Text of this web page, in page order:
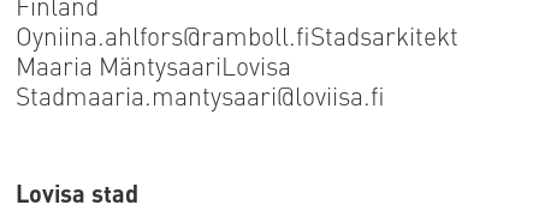
Oyniina.ahlfors@ramboll.fiStadsarkitekt
Maaria MäntysaariLovisa
Stadmaaria.mantysaari@loviisa.fi
Lovisa stad